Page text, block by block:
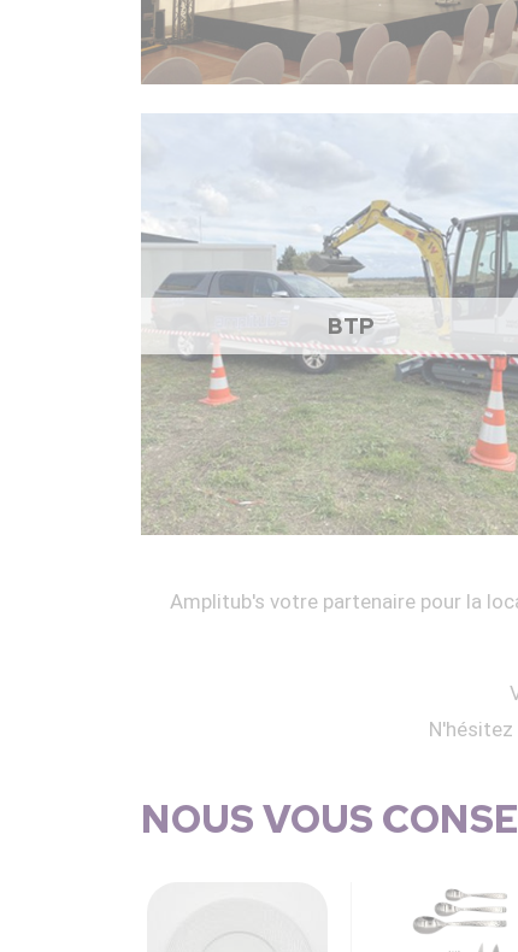
BTP
Amplitub's votre partenaire pour la
N'hésitez
NOUS VOUS